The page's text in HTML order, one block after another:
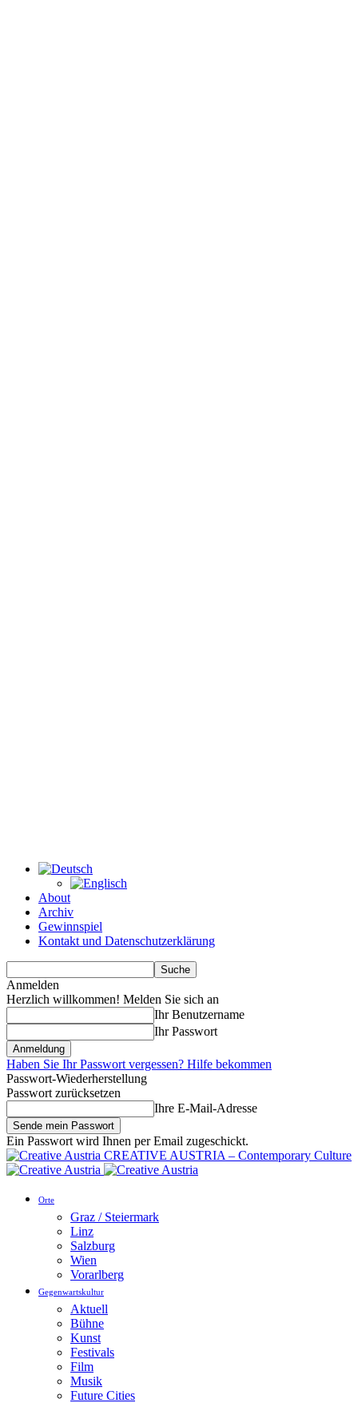
About
Archiv
Gewinnspiel
Kontakt und Datenschutzerklärung
Anmelden
Herzlich willkommen! Melden Sie sich an
Ihr Benutzername
Ihr Passwort
Haben Sie Ihr Passwort vergessen? Hilfe bekommen
Passwort-Wiederherstellung
Passwort zurücksetzen
Ihre E-Mail-Adresse
Ein Passwort wird Ihnen per Email zugeschickt.
CREATIVE AUSTRIA – Contemporary Culture
Orte
Graz / Steiermark
Linz
Salzburg
Wien
Vorarlberg
Gegenwartskultur
Aktuell
Bühne
Kunst
Festivals
Film
Musik
Future Cities